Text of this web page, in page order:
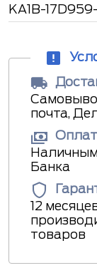
KA1B-
почта,
Банка
12
товаров